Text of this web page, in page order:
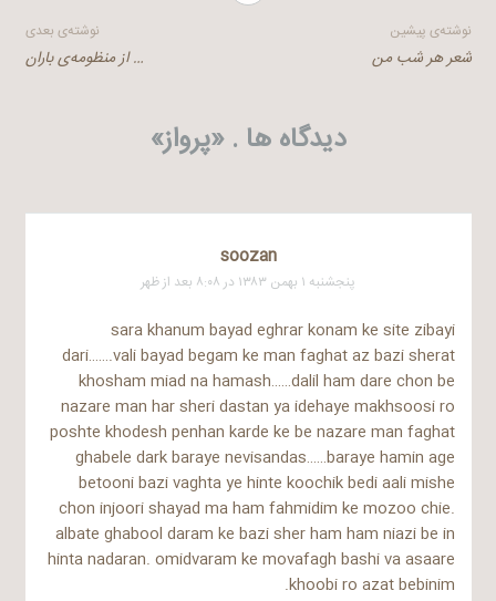
راهبری
نوشته
نوشته‌ی پیشین
شعر هر شب من
نوشته‌ی بعدی
… از منظومه‌ی باران
دیدگاه ها . «پرواز»
soozan
پنجشنبه ۱ بهمن ۱۳۸۳ در ۸:۰۸ بعد از ظهر
sara khanum bayad eghrar konam ke site zibayi
dari…….vali bayad begam ke man faghat az bazi sherat
khosham miad na hamash……dalil ham dare chon be
nazare man har sheri dastan ya idehaye makhsoosi ro
poshte khodesh penhan karde ke be nazare man faghat
ghabele dark baraye nevisandas……baraye hamin age
betooni bazi vaghta ye hinte koochik bedi aali mishe
chon injoori shayad ma ham fahmidim ke mozoo chie.
albate ghabool daram ke bazi sher ham ham niazi be in
hinta nadaran. omidvaram ke movafagh bashi va asaare
khoobi ro azat bebinim.